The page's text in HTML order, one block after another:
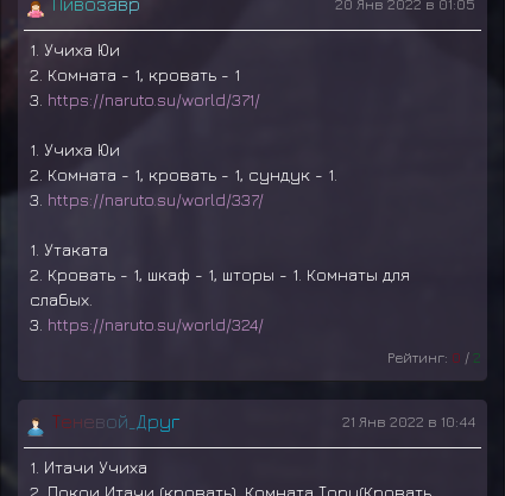
20 Янв 2022 в 01:05
1. Учиха Юи
2. Комната - 1, кровать - 1
3. https://naruto.su/world/371/
1. Учиха Юи
2. Комната - 1, кровать - 1, сундук - 1.
3. https://naruto.su/world/337/
1. Утаката
2. Кровать - 1, шкаф - 1, шторы - 1. Комнаты для
слабых.
3. https://naruto.su/world/324/
Рейтинг: 0 / 2
Теневой Друг 21 Янв 2022 в 10:44
1. Итачи Учиха